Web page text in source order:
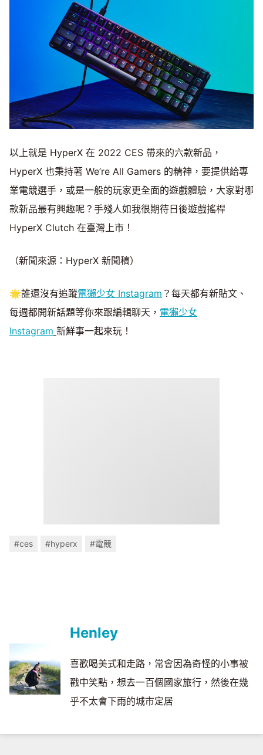
以上就是 HyperX 在 2022 CES 帶來的六款新品，
HyperX 也秉持著 We’re All Gamers 的精神，要提供給專
業電競選手，或是一般的玩家更全面的遊戲體驗，大家對哪
款新品最有興趣呢？手殘人如我很期待日後遊戲搖桿
HyperX Clutch 在臺灣上市！
（新聞來源：HyperX 新聞稿）
🌟誰還沒有追蹤電獺少女 Instagram ？每天都有新貼文、
每週都開新話題等你來跟編輯聊天， 電獺少女
Instagram 新鮮事一起來玩！
#ces #hyperx #電競
Henley
喜歡喝美式和走路，常會因為奇怪的小事被
戳中笑點，想去一百個國家旅行，然後在幾
乎不太會下雨的城市定居